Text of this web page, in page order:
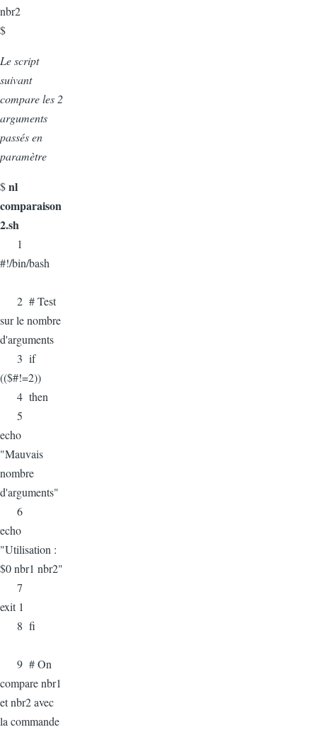
nbr2
$
Le script
suivant
compare les 2
arguments
passés en
paramètre
$nl
comparaison
2.sh
1
#!/bin/bash
2 # Test
sur le nombre
d'arguments
3 if
(($#!=2))
4 then
5
echo
"Mauvais
nombre
d'arguments"
6
echo
"Utilisation :
$0 nbr1 nbr2"
7
exit 1
8 fi
9 # On
compare nbr1
et nbr2 avec
la commande